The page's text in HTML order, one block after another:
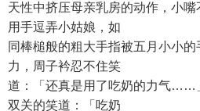
天性中挤压母亲乳房的动作，小
用手逗弄小姑娘，如
同棒槌般的粗大手指被五月小小
力，周子衿忍不住笑
道：「还真是用了吃奶的力气……
双关的笑道：「吃奶